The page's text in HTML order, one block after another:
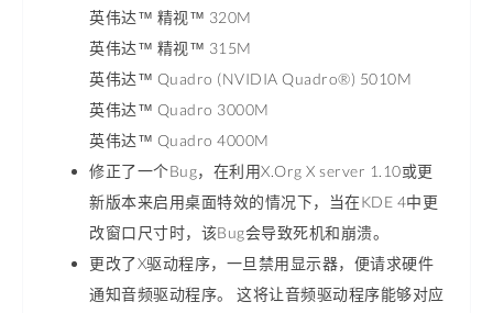
英伟达™ 精视™ 320M
英伟达™ 精视™ 315M
英伟达™ Quadro (NVIDIA Quadro®) 5010M
英伟达™ Quadro 3000M
英伟达™ Quadro 4000M
修正了一个Bug，在利用X.Org X server 1.10或更
新版本来启用桌面特效的情况下，当在KDE 4中更
改窗口尺寸时，该Bug会导致死机和崩溃。
更改了X驱动程序，一旦禁用显示器，便请求硬件
通知音频驱动程序。 这将让音频驱动程序能够对应